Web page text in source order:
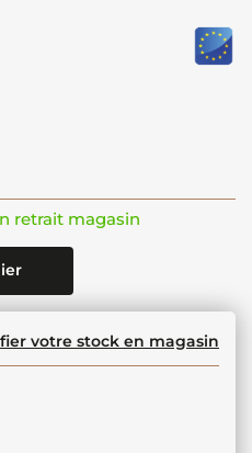
retrait magasin
votre stock en magasin